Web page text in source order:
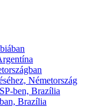
Németország
ben, Brazília
Brazília